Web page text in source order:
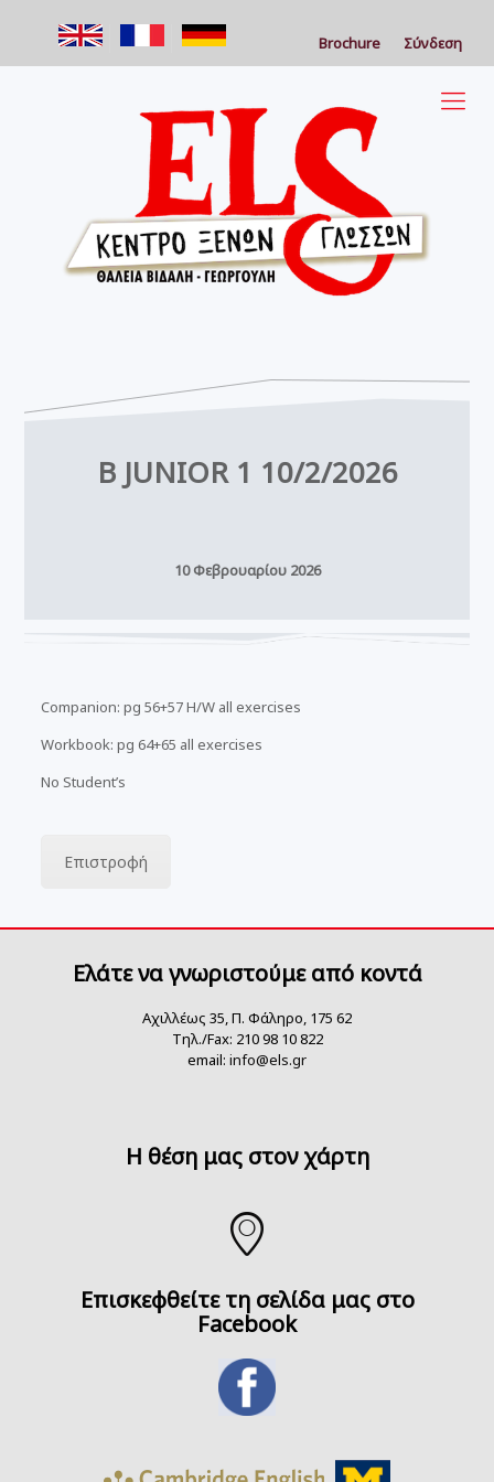
Brochure Σύνδεση
B JUNIOR 1 10/2/2026
10 Φεβρουαρίου 2026
Companion: pg 56+57 H/W all exercises
Workbook: pg 64+65 all exercises
No Student’s
Επιστροφή
Ελάτε να γνωριστούμε από κοντά
Αχιλλέως 35, Π. Φάληρο, 175 62
Τηλ./Fax: 210 98 10 822
email: info@els.gr
H θέση μας στον χάρτη
Επισκεφθείτε τη σελίδα μας στο
Facebook